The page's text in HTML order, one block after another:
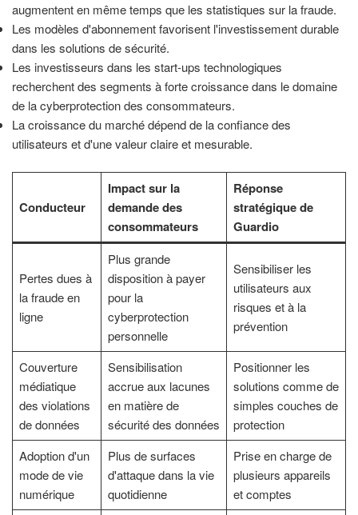
augmentent en même temps que les statistiques sur la fraude.
Les modèles d'abonnement favorisent l'investissement durable
dans les solutions de sécurité.
Les investisseurs dans les start-ups technologiques
recherchent des segments à forte croissance dans le domaine
de la cyberprotection des consommateurs.
La croissance du marché dépend de la confiance des
utilisateurs et d'une valeur claire et mesurable.
Conducteur
Impact sur la
demande des
consommateurs
Réponse
stratégique de
Guardio
Pertes dues à
la fraude en
ligne
Plus grande
disposition à payer
pour la
cyberprotection
personnelle
Sensibiliser les
utilisateurs aux
risques et à la
prévention
Couverture
médiatique
des violations
de données
Sensibilisation
accrue aux lacunes
en matière de
sécurité des données
Positionner les
solutions comme de
simples couches de
protection
Adoption d'un
mode de vie
numérique
Plus de surfaces
d'attaque dans la vie
quotidienne
Prise en charge de
plusieurs appareils
et comptes